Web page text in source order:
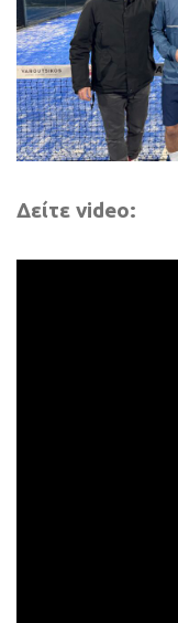
Δείτε video: